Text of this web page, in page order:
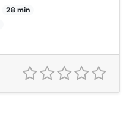
28 min